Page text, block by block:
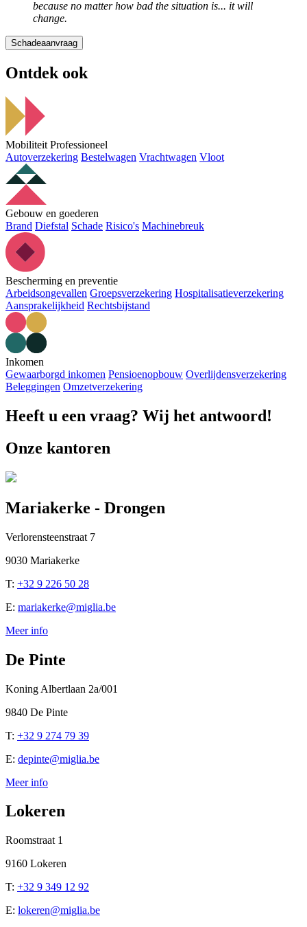
because no matter how bad the situation is... it will
change.
Schadeaanvraag
Ontdek ook
Mobiliteit Professioneel
Autoverzekering Bestelwagen Vrachtwagen Vloot
Gebouw en goederen
Brand Diefstal Schade Risico's Machinebreuk
Bescherming en preventie
Arbeidsongevallen Groepsverzekering Hospitalisatieverzekering
Aansprakelijkheid Rechtsbijstand
Inkomen
Gewaarborgd inkomen Pensioenopbouw Overlijdensverzekering
Beleggingen Omzetverzekering
Heeft u een vraag? Wij het antwoord!
Onze kantoren
Mariakerke - Drongen
Verlorensteenstraat 7
9030 Mariakerke
T: +32 9 226 50 28
E: mariakerke@miglia.be
Meer info
De Pinte
Koning Albertlaan 2a/001
9840 De Pinte
T: +32 9 274 79 39
E: depinte@miglia.be
Meer info
Lokeren
Roomstraat 1
9160 Lokeren
T: +32 9 349 12 92
E: lokeren@miglia.be